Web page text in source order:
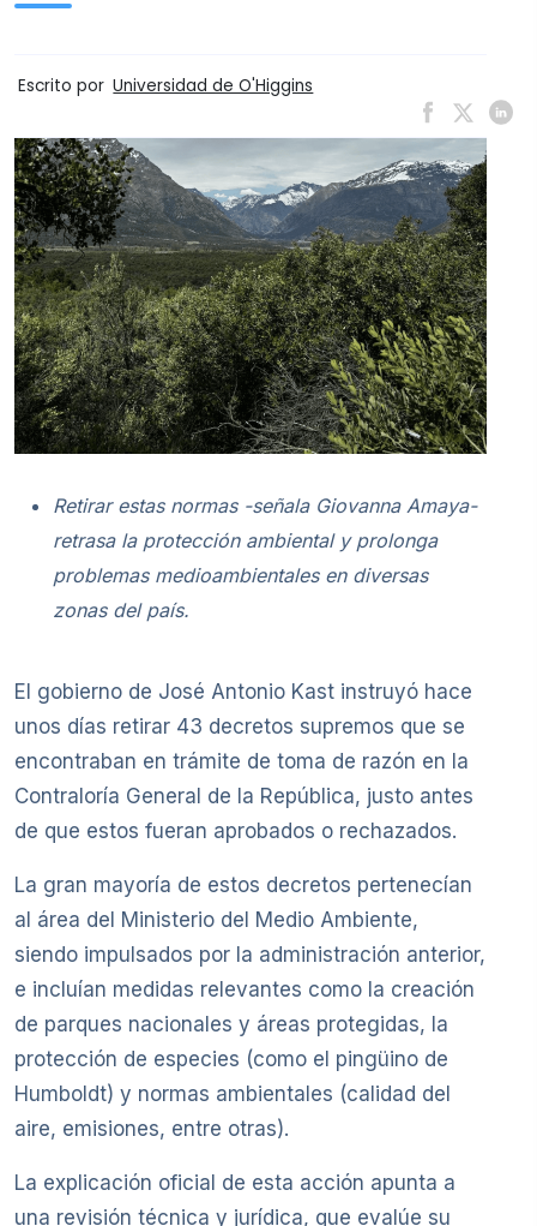
Escrito por Universidad de O'Higgins
Retirar estas normas -señala Giovanna Amaya-
retrasa la protección ambiental y prolonga
problemas medioambientales en diversas
zonas del país.
El gobierno de José Antonio Kast instruyó hace
unos días retirar 43 decretos supremos que se
encontraban en trámite de toma de razón en la
Contraloría General de la República, justo antes
de que estos fueran aprobados o rechazados.
La gran mayoría de estos decretos pertenecían
al área del Ministerio del Medio Ambiente,
siendo impulsados por la administración anterior,
e incluían medidas relevantes como la creación
de parques nacionales y áreas protegidas, la
protección de especies (como el pingüino de
Humboldt) y normas ambientales (calidad del
aire, emisiones, entre otras).
La explicación oficial de esta acción apunta a
una revisión técnica y jurídica, que evalúe su